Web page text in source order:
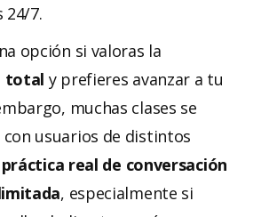
24/7.
opción si valoras la
total y prefieres avanzar a tu
muchas clases se
usuarios de distintos
real de conversación
, especialmente si